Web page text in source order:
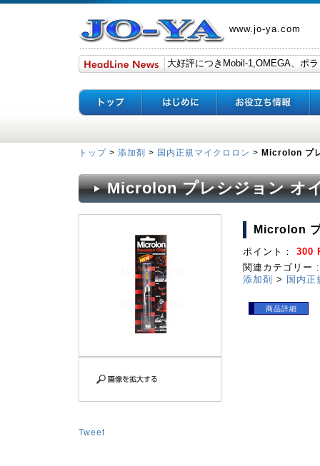
www.jo-ya.com
トップ > 添加剤 > 国内正規マイクロロン > Microlon プ
Microlon プレシジョン オ
Tweet
Microlon
ポイント： 300
関連カテゴリー :
添加剤 > 国内正
商品詳細